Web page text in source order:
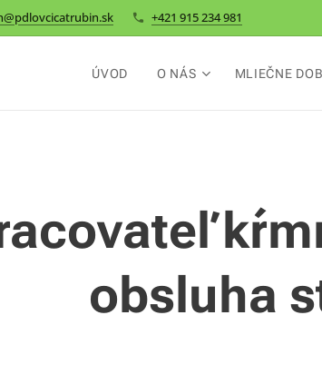
+421 915 234 981
ÚVOD O NÁS MLIEČNE
obsluha